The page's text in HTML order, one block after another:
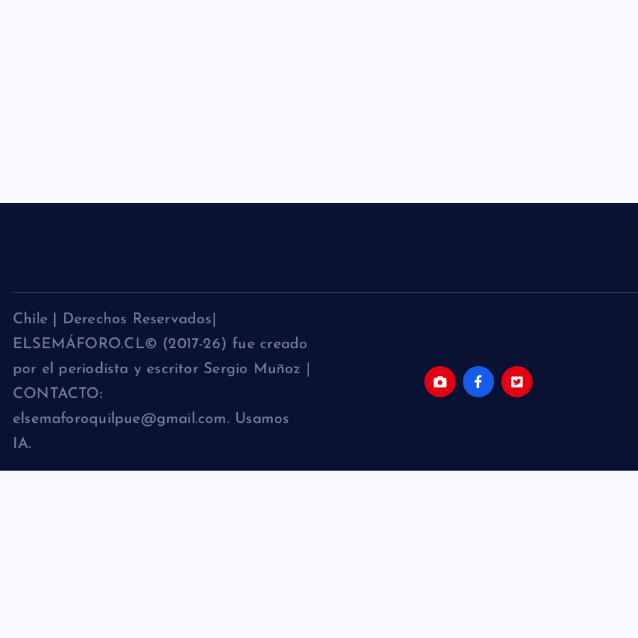
Chile | Derechos Reservados|
ELSEMÁFORO.CL© (2017-26) fue creado
por el periodista y escritor Sergio Muñoz |
CONTACTO:
elsemaforoquilpue@gmail.com. Usamos
IA.